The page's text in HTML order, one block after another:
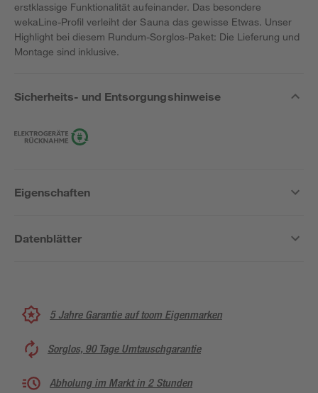
erstklassige Funktionalität aufeinander. Das besondere
wekaLine-Profil verleiht der Sauna das gewisse Etwas. Unser
Highlight bei diesem Rundum-Sorglos-Paket: Die Lieferung und
Montage sind inklusive.
Sicherheits- und Entsorgungshinweise
Eigenschaften
Datenblätter
5 Jahre Garantie auf toom Eigenmarken
Sorglos, 90 Tage Umtauschgarantie
Abholung im Markt in 2 Stunden